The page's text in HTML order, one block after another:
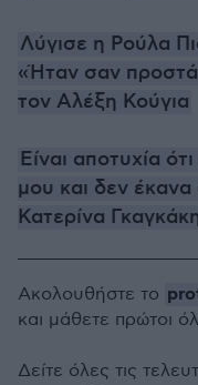
Λύγισε η Ρούλα
«Ήταν σαν
τον Αλέξη Κούγια
Είναι αποτυχία
μου και δεν
Κατερίνα
Ακολουθήστε το
και μάθετε πρώτοι
Δείτε όλες τις